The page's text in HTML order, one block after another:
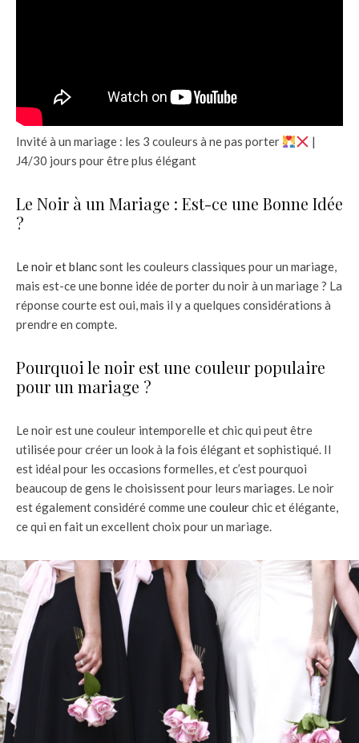
Invité à un mariage : les 3 couleurs à ne pas porter
|
J4/30 jours pour être plus élégant
Le Noir à un Mariage : Est-ce une Bonne Idée
?
Le noir et blancsont les couleurs classiques pour un mariage,
mais est-ce une bonne idée de porter du noir à un mariage ? La
réponse courte est oui, mais il y a quelques considérations à
prendre en compte.
Pourquoi le noir est une couleur populaire
pour un mariage ?
Le noir est une couleur intemporelle et chic qui peut être
utilisée pour créer un look à la fois élégant et sophistiqué. Il
est idéal pour les occasions formelles, et c’est pourquoi
beaucoup de gens le choisissent pour leurs mariages. Le noir
est également considéré comme unecouleurchic et élégante,
ce qui en fait un excellent choix pour un mariage.